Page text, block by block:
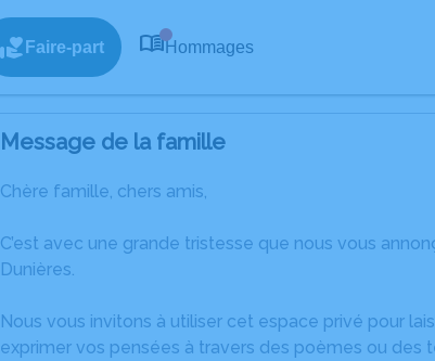
Faire-part Hommages
Message de la famille
Chère famille, chers amis,
C’est avec une grande tristesse que nous vous
Dunières.
Nous vous invitons à utiliser cet espace privé pour
exprimer vos pensées à travers des poèmes ou des